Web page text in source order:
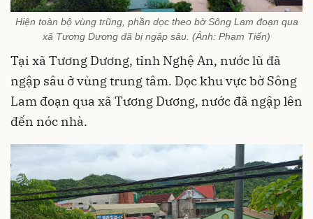
Hiện toàn bộ vùng trũng, phần dọc theo bờ Sông Lam đoạn qua
xã Tương Dương đã bị ngập sâu. (Ảnh: Phạm Tiến)
Tại xã Tương Dương, tỉnh Nghệ An, nước lũ đã
ngập sâu ở vùng trung tâm. Dọc khu vực bờ Sông
Lam đoạn qua xã Tương Dương, nước đã ngập lên
đến nóc nhà.